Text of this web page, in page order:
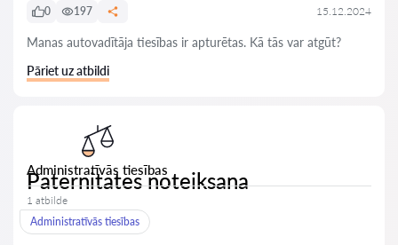
0
197 15.12.2024
Manas autovadītāja tiesības ir apturētas. Kā tās var atgūt?
Pāriet uz atbildi
Administratīvās tiesības
Paternitates noteiksana
1 atbilde
Administratīvās tiesības